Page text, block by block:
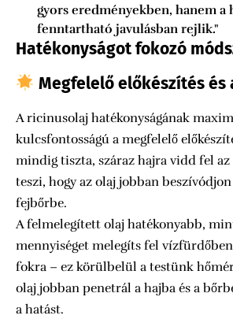
gyors eredményekben, hanem a
fenntartható javulásban rejlik."
Hatékonyságot fokozó
Megfelelő előkészítés és
A ricinusolaj hatékonyságának
kulcsfontosságú a megfelelő
mindig tiszta, száraz hajra vidd fel az
teszi, hogy az olaj jobban beszívódjon
fejbőrbe.
A felmelegített olaj hatékonyabb,
mennyiséget melegíts fel
fokra – ez körülbelül a testünk
olaj jobban penetrál a hajba és a
a hatást.